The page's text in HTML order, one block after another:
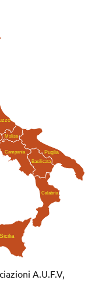
Puglia
Basilicata
Calabria
Campania
Molise
Sicilia
A.U.F.V,